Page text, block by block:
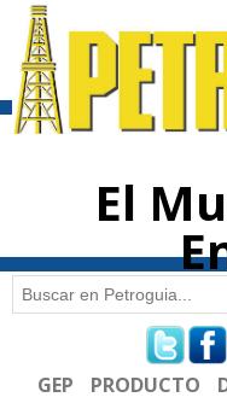
El
Formulario
Buscar
GEP PRODUCTO